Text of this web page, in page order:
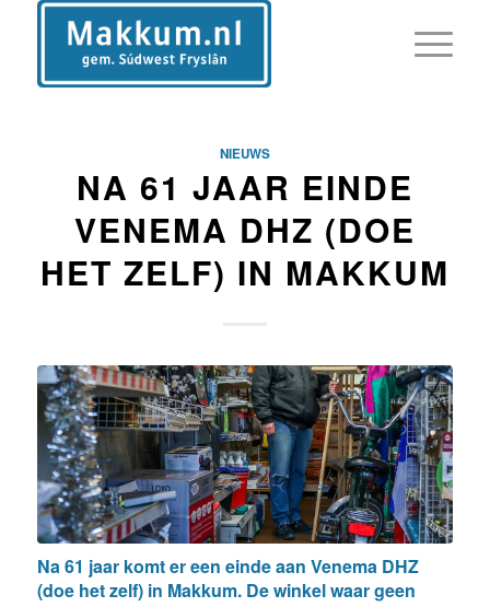
NIEUWS
NA 61 JAAR EINDE
VENEMA DHZ (DOE
HET ZELF) IN MAKKUM
Na 61 jaar komt er een einde aan Venema DHZ
(doe het zelf) in Makkum. De winkel waar geen